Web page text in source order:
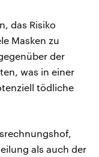
das Risiko
Masken zu
der
was in einer
tödliche
als auch der